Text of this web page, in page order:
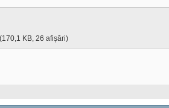
(170,1 KB, 26 afișări)